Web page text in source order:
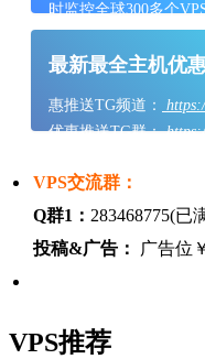
时监控全球300多个
最新最全主机优
惠推送TG频道：
优惠推送TG群：
VPS交流群：
Q群1： 283468775(已
投稿&广告：
广告位
VPS推荐